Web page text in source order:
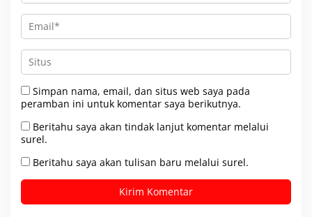
Simpan nama, email, dan situs web saya pada
peramban ini untuk komentar saya berikutnya.
Beritahu saya akan tindak lanjut komentar melalui
surel.
Beritahu saya akan tulisan baru melalui surel.